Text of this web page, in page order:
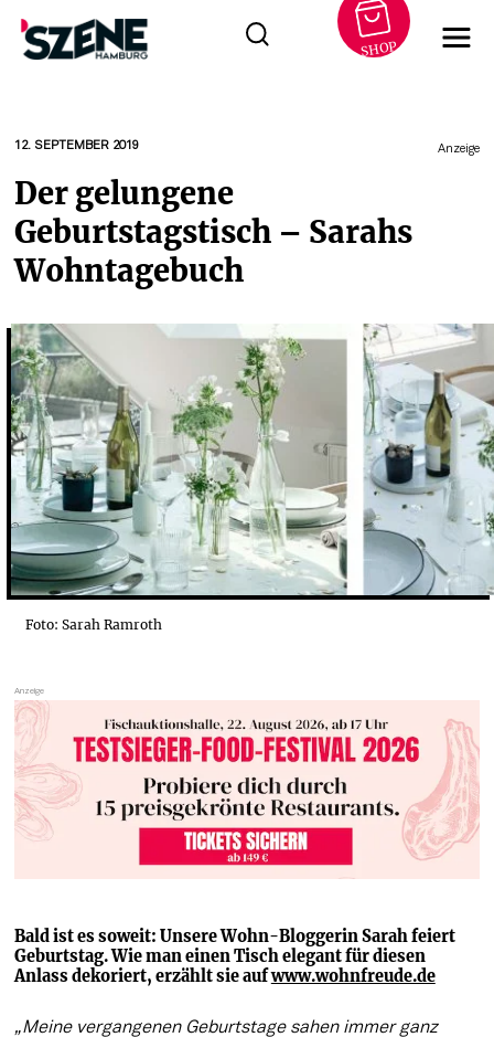
springen
SHOP
12. SEPTEMBER 2019 Anzeige
Der gelungene
Geburtstagstisch – Sarahs
Wohntagebuch
Foto: Sarah Ramroth
Bald ist es soweit: Unsere Wohn-Bloggerin Sarah feiert
Geburtstag. Wie man einen Tisch elegant für diesen
Anlass dekoriert, erzählt sie auf www.wohnfreude.de
„Meine vergangenen Geburtstage sahen immer ganz